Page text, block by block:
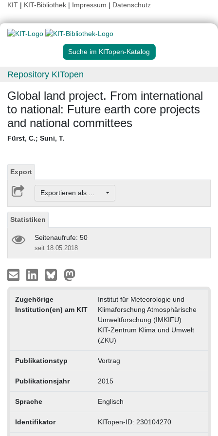
KIT | KIT-Bibliothek | Impressum | Datenschutz
Suche im KITopen-Katalog
Repository KITopen
Global land project. From international
to national: Future earth core projects
and national committees
Fürst, C.; Suni, T.
Export
Exportieren als ...
Statistiken
Seitenaufrufe: 50
seit 18.05.2018
Zugehörige
Institution(en) am KIT
Institut für Meteorologie und
Klimaforschung Atmosphärische
Umweltforschung (IMKIFU)
KIT-Zentrum Klima und Umwelt
(ZKU)
Publikationstyp Vortrag
Publikationsjahr 2015
Sprache Englisch
Identifikator KITopen-ID: 230104270